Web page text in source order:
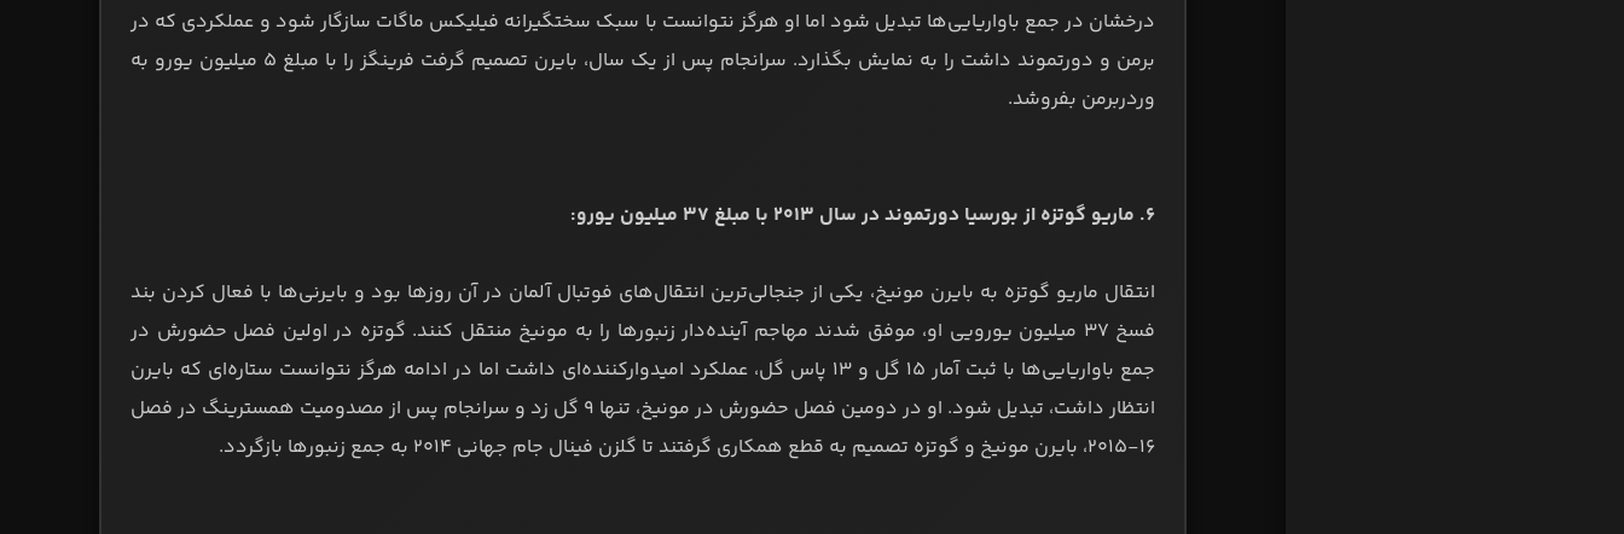
درخشان در جمع باواریایی‌ها تبدیل شود اما او هرگز نتوانست با سبک سختگیرانه فیلیکس ماگات سازگار شود و عملکردی که در
برمن و دورتموند داشت را به نمایش بگذارد. سرانجام پس از یک سال، بایرن تصمیم گرفت فرینگز را با مبلغ ۵ میلیون یورو به
وردربرمن بفروشد.
۶. ماریو گوتزه از بورسیا دورتموند در سال ۲۰۱۳ با مبلغ ۳۷ میلیون یورو:
انتقال ماریو گوتزه به بایرن مونیخ، یکی از جنجالی‌ترین انتقال‌های فوتبال آلمان در آن روزها بود و بایرنی‌ها با فعال کردن بند
فسخ ۳۷ میلیون یورویی او، موفق شدند مهاجم آینده‌دار زنبورها را به مونیخ منتقل کنند. گوتزه در اولین فصل حضورش در
جمع باواریایی‌ها با ثبت آمار ۱۵ گل و ۱۳ پاس گل، عملکرد امیدوارکننده‌ای داشت اما در ادامه هرگز نتوانست ستاره‌ای که بایرن
انتظار داشت، تبدیل شود. او در دومین فصل حضورش در مونیخ، تنها ۹ گل زد و سرانجام پس از مصدومیت همسترینگ در فصل
۱۶-۲۰۱۵، بایرن مونیخ و گوتزه تصمیم به قطع همکاری گرفتند تا گلزن فینال جام جهانی ۲۰۱۴ به جمع زنبورها بازگردد.